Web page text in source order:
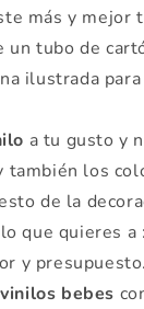
más y mejor
un tubo de
ilustrada
a tu gusto y
también los
de la
que quieres a
y presupuesto.
vinilos bebes